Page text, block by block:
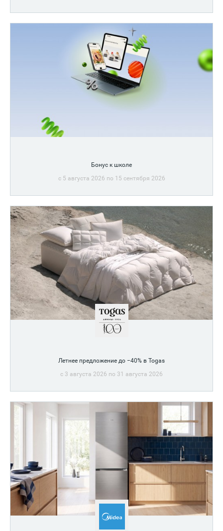
Бонус к школе
c 5 августа 2026 по 15 сентября 2026
Летнее предложение до −40% в Togas
c 3 августа 2026 по 31 августа 2026